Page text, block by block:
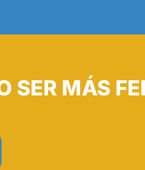
SER MÁS